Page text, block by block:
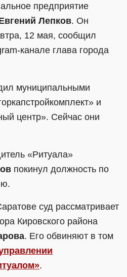
предприятие
Лепков. Он
12 мая, сообщил
канале глава города
муниципальными
и
центр». Сейчас они
«Ритуала»
покинул должность по
суд рассматривает
Кировского района
. Его обвиняют в том
.